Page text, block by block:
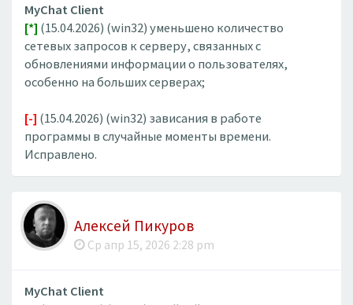
MyChat Client
[*] (15.04.2026) (win32) уменьшено количество
сетевых запросов к серверу, связанных с
обновлениями информации о пользователях,
особенно на больших серверах;
[-] (15.04.2026) (win32) зависания в работе
программы в случайные моменты времени.
Исправлено.
Алексей Пикуров
Ср апр 15, 2026 2:28 pm
MyChat Client